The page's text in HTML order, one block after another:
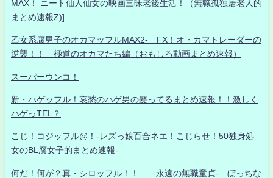
MAX！ ニート仙人仙女の映画三昧老後生活！（無職孤独居老人的
まとめ速報Z)]
乙女系腐男子のオカマッフルMAX2- FX！オ・カマトレーダーの
逆襲！！ 極道のオカマたち編（おもしろ動画まとめ速報）
スーパーウンコ！
新・ハゲッフル！哀愁のハゲ男の髪ってるまとめ速報！！激しく
ハゲっTEL？
こじ！コジッフル@！-レズっ娘百合ネエ！こじらせ！50独身処
女のBL腐女子的まとめ速報-
何だ！何が？真・シロッフル！！ 永遠の無職童貞- ぼっちな